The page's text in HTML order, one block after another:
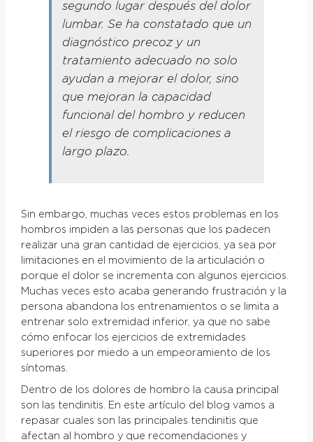
segundo lugar después del dolor
lumbar. Se ha constatado que un
diagnóstico precoz y un
tratamiento adecuado no solo
ayudan a mejorar el dolor, sino
que mejoran la capacidad
funcional del hombro y reducen
el riesgo de complicaciones a
largo plazo.
Sin embargo, muchas veces estos problemas en los
hombros impiden a las personas que los padecen
realizar una gran cantidad de ejercicios, ya sea por
limitaciones en el movimiento de la articulación o
porque el dolor se incrementa con algunos ejercicios.
Muchas veces esto acaba generando frustración y la
persona abandona los entrenamientos o se limita a
entrenar solo extremidad inferior, ya que no sabe
cómo enfocar los ejercicios de extremidades
superiores por miedo a un empeoramiento de los
síntomas.
Dentro de los dolores de hombro la causa principal
son las tendinitis. En este artículo del blog vamos a
repasar cuales son las principales tendinitis que
afectan al hombro y que recomendaciones y